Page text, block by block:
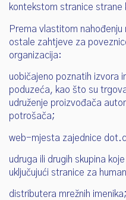
kontekstom stranice strane
Prema vlastitom
ostale zahtjeve za
organizacija:
uobičajeno poznatih izvora
poduzeća, kao što su
udruženje proizvođača
potrošača;
web-mjesta zajednice
udruga ili drugih skupina
uključujući stranice za
distributera mrežnih imenika;